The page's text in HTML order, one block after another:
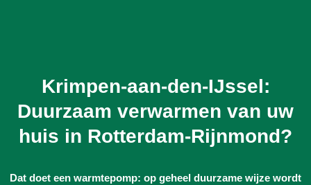
Krimpen-aan-den-IJssel:
Duurzaam verwarmen van uw
huis in Rotterdam-Rijnmond?
Dat doet een warmtepomp: op geheel duurzame wijze wordt